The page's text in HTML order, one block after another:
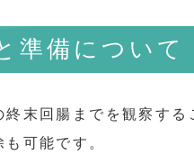
準備について
末回腸までを観察す
可能です。